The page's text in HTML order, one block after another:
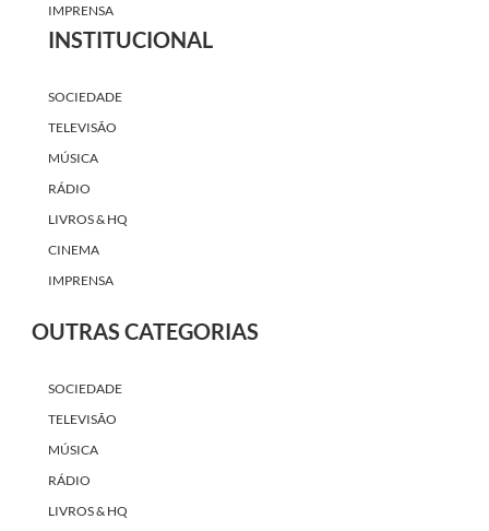
IMPRENSA
INSTITUCIONAL
SOCIEDADE
TELEVISÃO
MÚSICA
RÁDIO
LIVROS & HQ
CINEMA
IMPRENSA
OUTRAS CATEGORIAS
SOCIEDADE
TELEVISÃO
MÚSICA
RÁDIO
LIVROS & HQ